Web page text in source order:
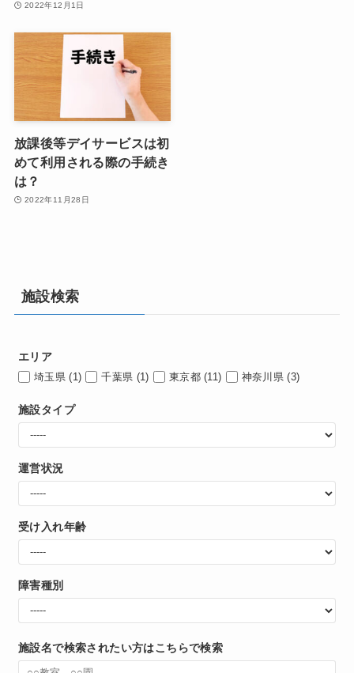
2022年12月1日
放課後等デイサービスは初
めて利用される際の手続き
は？
2022年11月28日
施設検索
エリア
埼玉県 (1) 千葉県 (1) 東京都 (11) 神奈川県 (3)
施設タイプ
運営状況
受け入れ年齢
障害種別
施設名で検索されたい方はこちらで検索